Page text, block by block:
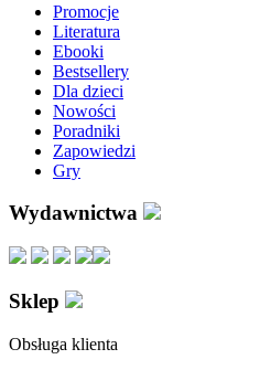
Promocje
Literatura
Ebooki
Bestsellery
Dla dzieci
Nowości
Poradniki
Zapowiedzi
Gry
Wydawnictwa
Sklep
Obsługa klienta